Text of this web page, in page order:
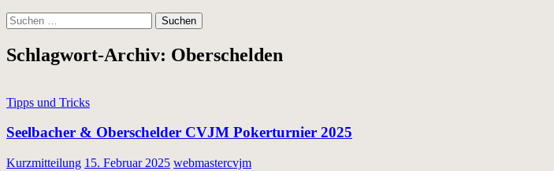
Suchen
nach:
Schlagwort-Archiv: Oberschelden
Tipps und Tricks
Seelbacher & Oberschelder CVJM Pokerturnier 2025
Kurzmitteilung 15. Februar 2025 webmastercvjm